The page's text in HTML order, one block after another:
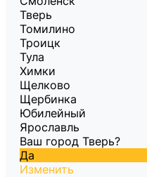
Тверь
Томилино
Троицк
Тула
Химки
Щелково
Щербинка
Юбилейный
Ярославль
Ваш город Тверь?
Да
Изменить